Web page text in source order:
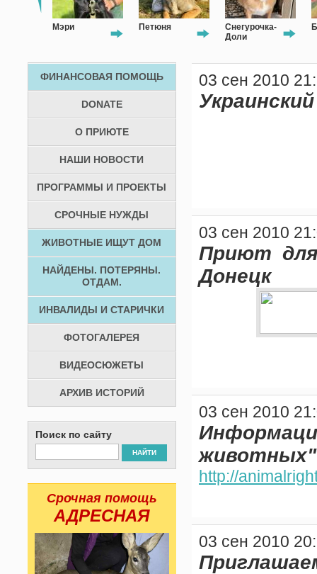
Петюня
Снегурочка-
Барсік
ФИНАНСОВАЯ ПОМОЩЬ
DONATE
О ПРИЮТЕ
НАШИ НОВОСТИ
ПРОГРАММЫ И ПРОЕКТЫ
СРОЧНЫЕ НУЖДЫ
ЖИВОТНЫЕ ИЩУТ ДОМ
НАЙДЕНЫ. ПОТЕРЯНЫ.
ОТДАМ.
ИНВАЛИДЫ И СТАРИЧКИ
ФОТОГАЛЕРЕЯ
ВИДЕОСЮЖЕТЫ
АРХИВ ИСТОРИЙ
Поиск по сайту
НАЙТИ
Срочная помощь
АДРЕСНАЯ
03 сен 2010
03 сен 2010
Приют
Донецк
03 сен 2010
животных"
http://
03 сен 2010